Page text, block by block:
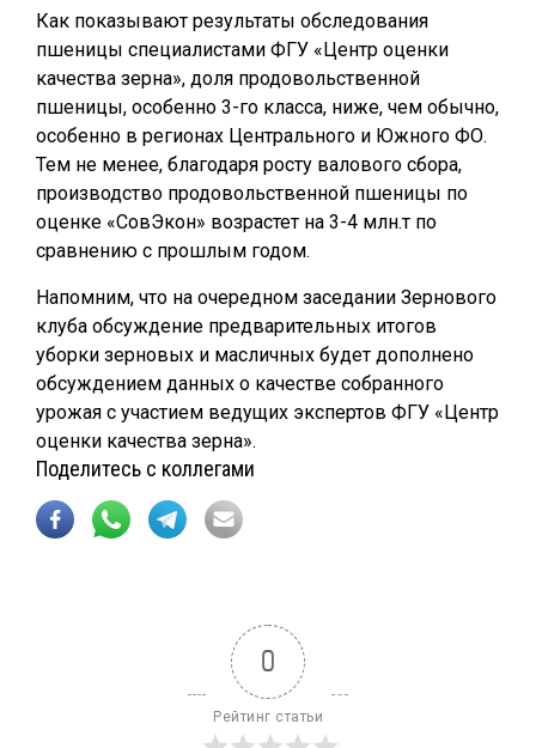
Как показывают результаты обследования
пшеницы специалистами ФГУ «Центр оценки
качества зерна», доля продовольственной
пшеницы, особенно 3-го класса, ниже, чем обычно,
особенно в регионах Центрального и Южного ФО.
Тем не менее, благодаря росту валового сбора,
производство продовольственной пшеницы по
оценке «СовЭкон» возрастет на 3-4 млн.т по
сравнению с прошлым годом.
Напомним, что на очередном заседании Зернового
клуба обсуждение предварительных итогов
уборки зерновых и масличных будет дополнено
обсуждением данных о качестве собранного
урожая с участием ведущих экспертов ФГУ «Центр
оценки качества зерна».
Поделитесь с коллегами
0
Рейтинг статьи